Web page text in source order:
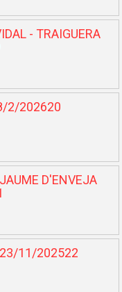
- TRAIGUERA
2/202620
D'ENVEJA
23/11/202522